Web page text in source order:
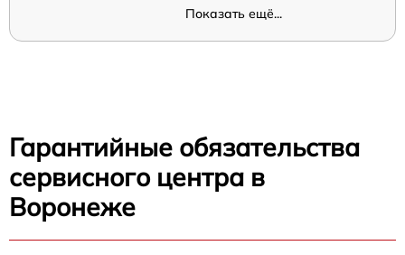
Показать ещё...
Гарантийные обязательства
сервисного центра в
Воронеже